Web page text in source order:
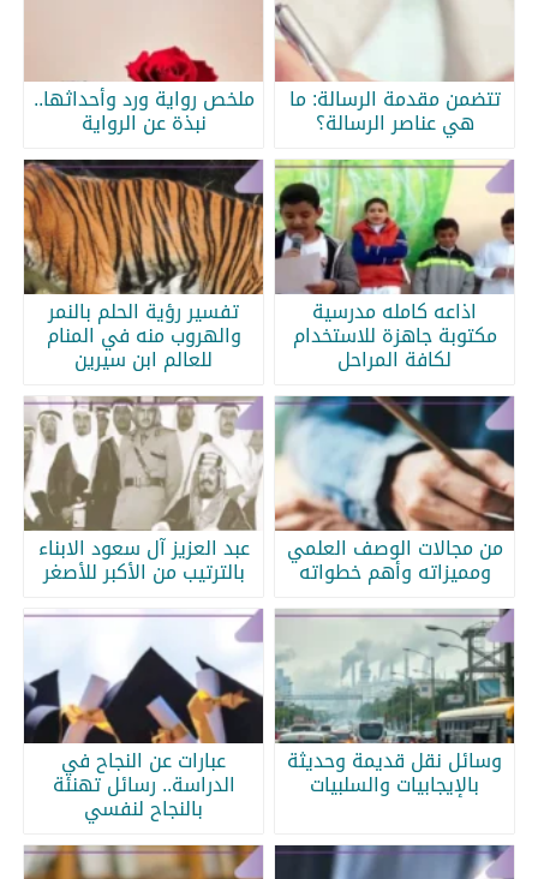
تتضمن مقدمة الرسالة: ما
هي عناصر الرسالة؟
ملخص رواية ورد وأحداثها..
نبذة عن الرواية
اذاعه كامله مدرسية
مكتوبة جاهزة للاستخدام
لكافة المراحل
تفسير رؤية الحلم بالنمر
والهروب منه في المنام
للعالم ابن سيرين
من مجالات الوصف العلمي
ومميزاته وأهم خطواته
عبد العزيز آل سعود الابناء
بالترتيب من الأكبر للأصغر
وسائل نقل قديمة وحديثة
بالإيجابيات والسلبيات
عبارات عن النجاح في
الدراسة.. رسائل تهنئة
بالنجاح لنفسي